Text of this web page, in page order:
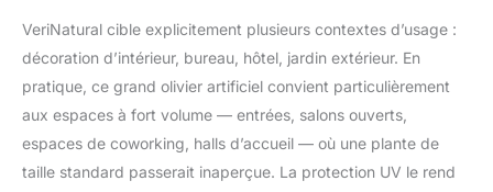
VeriNatural cible explicitement plusieurs contextes d’usage :
décoration d’intérieur, bureau, hôtel, jardin extérieur. En
pratique, ce grand olivier artificiel convient particulièrement
aux espaces à fort volume — entrées, salons ouverts,
espaces de coworking, halls d’accueil — où une plante de
taille standard passerait inaperçue. La protection UV le rend